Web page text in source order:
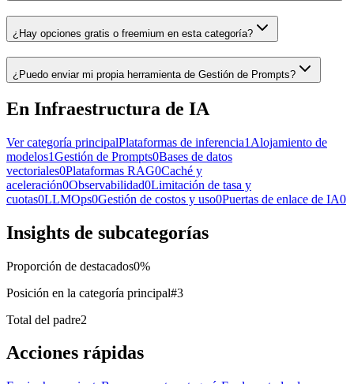
¿Hay opciones gratis o freemium en esta categoría?
¿Puedo enviar mi propia herramienta de Gestión de Prompts?
En Infraestructura de IA
Ver categoría principalPlataformas de inferencia1 Alojamiento de
modelos1Gestión de Prompts0Bases de datos
vectoriales0Plataformas RAG0Caché y
aceleración0Observabilidad0Limitación de tasa y
cuotas0LLMOps0Gestión de costos y uso0Puertas de enlace de IA0
Insights de subcategorías
Proporción de destacados0%
Posición en la categoría principal#3
Total del padre2
Acciones rápidas